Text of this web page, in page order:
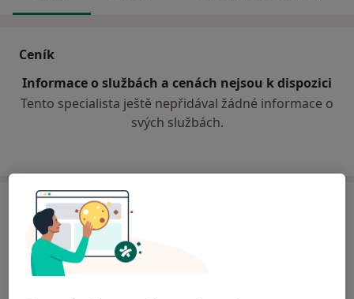
Ceník
Informace o službách a cenách nejsou k dispozici
Tento specialista ještě nepřidával žádné informace o
svých službách.
Adresa
Praktický lékař pro dospělé
č.d. 54,Malšice 39175